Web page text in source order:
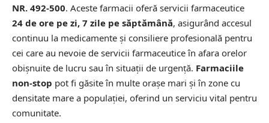
NR. 492-500. Aceste farmacii oferă servicii farmaceutice
24 de ore pe zi, 7 zile pe săptămână, asigurând accesul
continuu la medicamente și consiliere profesională pentru
cei care au nevoie de servicii farmaceutice în afara orelor
obișnuite de lucru sau în situații de urgență. Farmaciile
non-stop pot fi găsite în multe orașe mari și în zone cu
densitate mare a populației, oferind un serviciu vital pentru
comunitate.